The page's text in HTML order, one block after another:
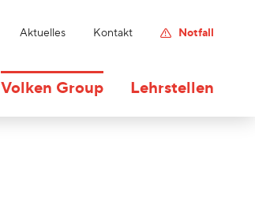
Aktuelles Kontakt Notfall
Volken Group Lehrstellen